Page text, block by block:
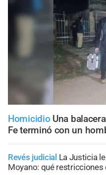
Homicidio Una
Fe terminó con un
Revés judicial La Justicia
Moyano: qué restricciones